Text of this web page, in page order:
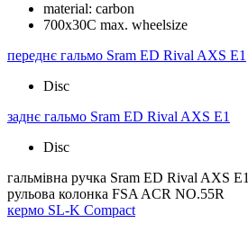
material: carbon
700x30C max. wheelsize
переднє гальмо Sram ED Rival AXS E1
Disc
заднє гальмо Sram ED Rival AXS E1
Disc
гальмівна ручка Sram ED Rival AXS E1
рульова колонка FSA ACR NO.55R
кермо SL-K Compact